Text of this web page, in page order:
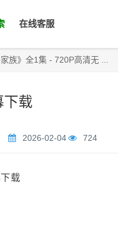
在线客服
族》全1集 - 720P高清无 ...
载
2026-02-04 724